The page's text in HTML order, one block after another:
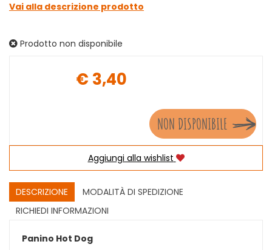
Vai alla descrizione prodotto
Prodotto non disponibile
€ 3,40
NON DISPONIBILE
Aggiungi alla wishlist
DESCRIZIONE
MODALITÀ DI SPEDIZIONE
RICHIEDI INFORMAZIONI
Panino Hot Dog